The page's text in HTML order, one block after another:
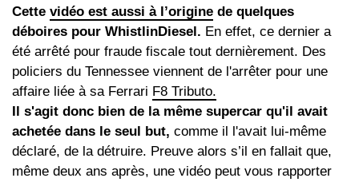
Cette vidéo est aussi à l’origine de quelques
déboires pour WhistlinDiesel. En effet, ce dernier a
été arrêté pour fraude fiscale tout dernièrement. Des
policiers du Tennessee viennent de l'arrêter pour une
affaire liée à sa Ferrari F8 Tributo.
Il s'agit donc bien de la même supercar qu'il avait
achetée dans le seul but, comme il l'avait lui-même
déclaré, de la détruire. Preuve alors s’il en fallait que,
même deux ans après, une vidéo peut vous rapporter